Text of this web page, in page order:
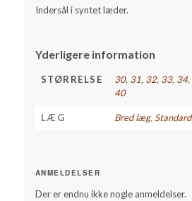
Indersål i syntet læder.
Yderligere information
STØRRELSE 30, 31, 32, 33, 34,
40
LÆG Bred læg, Standard
ANMELDELSER
Der er endnu ikke nogle anmeldelser.